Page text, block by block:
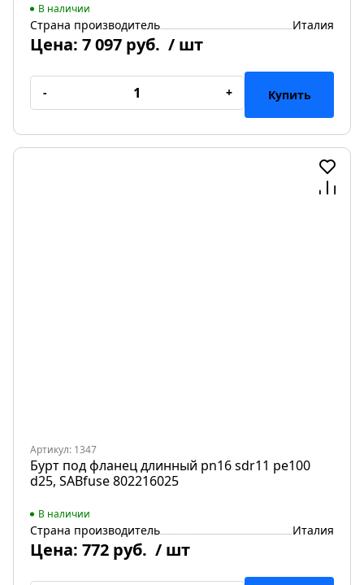
В наличии
Страна производитель Италия
Цена: 7 097 руб. / шт
- + Купить
Артикул: 1347
Бурт под фланец длинный pn16 sdr11 pe100
d25, SABfuse 802216025
В наличии
Страна производитель Италия
Цена: 772 руб. / шт